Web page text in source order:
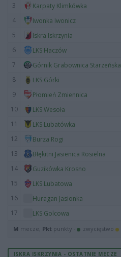
3 Karpaty Klimkówka
4
Iwonka Iwonicz
5
Iskra Iskrzynia
6
LKS Haczów
7
Górnik Grabownica Starzeńska
8
LKS Górki
9
Płomień Zmiennica
10
LKS Wesoła
11
LKS Lubatówka
12
Burza Rogi
13
Błękitni Jasienica Rosielna
14
Guzikówka Krosno
15
LKS Lubatowa
16
Huragan Jasionka
17
LKS Golcowa
M mecze, Pkt punkty · zwycięstwo
ISKRA ISKRZYNIA - OSTATNIE MECZE